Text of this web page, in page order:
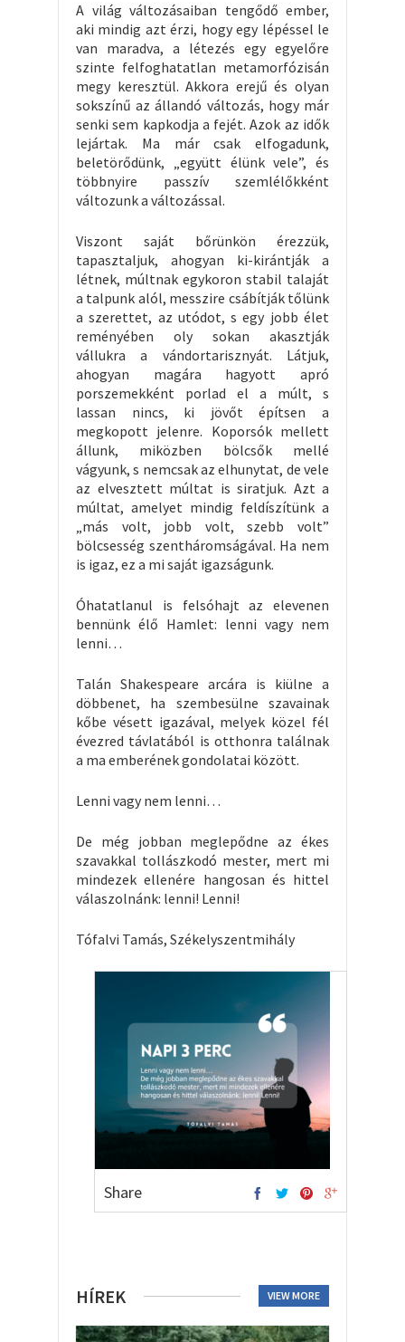
A világ változásaiban tengődő ember,
aki mindig azt érzi, hogy egy lépéssel le
van maradva, a létezés egy egyelőre
szinte felfoghatatlan metamorfózisán
megy keresztül. Akkora erejű és olyan
sokszínű az állandó változás, hogy már
senki sem kapkodja a fejét. Azok az idők
lejártak. Ma már csak elfogadunk,
beletörődünk, „együtt élünk vele”, és
többnyire passzív szemlélőkként
változunk a változással.
Viszont saját bőrünkön érezzük,
tapasztaljuk, ahogyan ki-kirántják a
létnek, múltnak egykoron stabil talaját
a talpunk alól, messzire csábítják tőlünk
a szerettet, az utódot, s egy jobb élet
reményében oly sokan akasztják
vállukra a vándortarisznyát. Látjuk,
ahogyan magára hagyott apró
porszemekként porlad el a múlt, s
lassan nincs, ki jövőt építsen a
megkopott jelenre. Koporsók mellett
állunk, miközben bölcsők mellé
vágyunk, s nemcsak az elhunytat, de vele
az elvesztett múltat is siratjuk. Azt a
múltat, amelyet mindig feldíszítünk a
„más volt, jobb volt, szebb volt”
bölcsesség szentháromságával. Ha nem
is igaz, ez a mi saját igazságunk.
Óhatatlanul is felsóhajt az elevenen
bennünk élő Hamlet: lenni vagy nem
lenni…
Talán Shakespeare arcára is kiülne a
döbbenet, ha szembesülne szavainak
kőbe vésett igazával, melyek közel fél
évezred távlatából is otthonra találnak
a ma emberének gondolatai között.
Lenni vagy nem lenni…
De még jobban meglepődne az ékes
szavakkal tollászkodó mester, mert mi
mindezek ellenére hangosan és hittel
válaszolnánk: lenni! Lenni!
Tófalvi Tamás, Székelyszentmihály
Share
HÍREK VIEW MORE